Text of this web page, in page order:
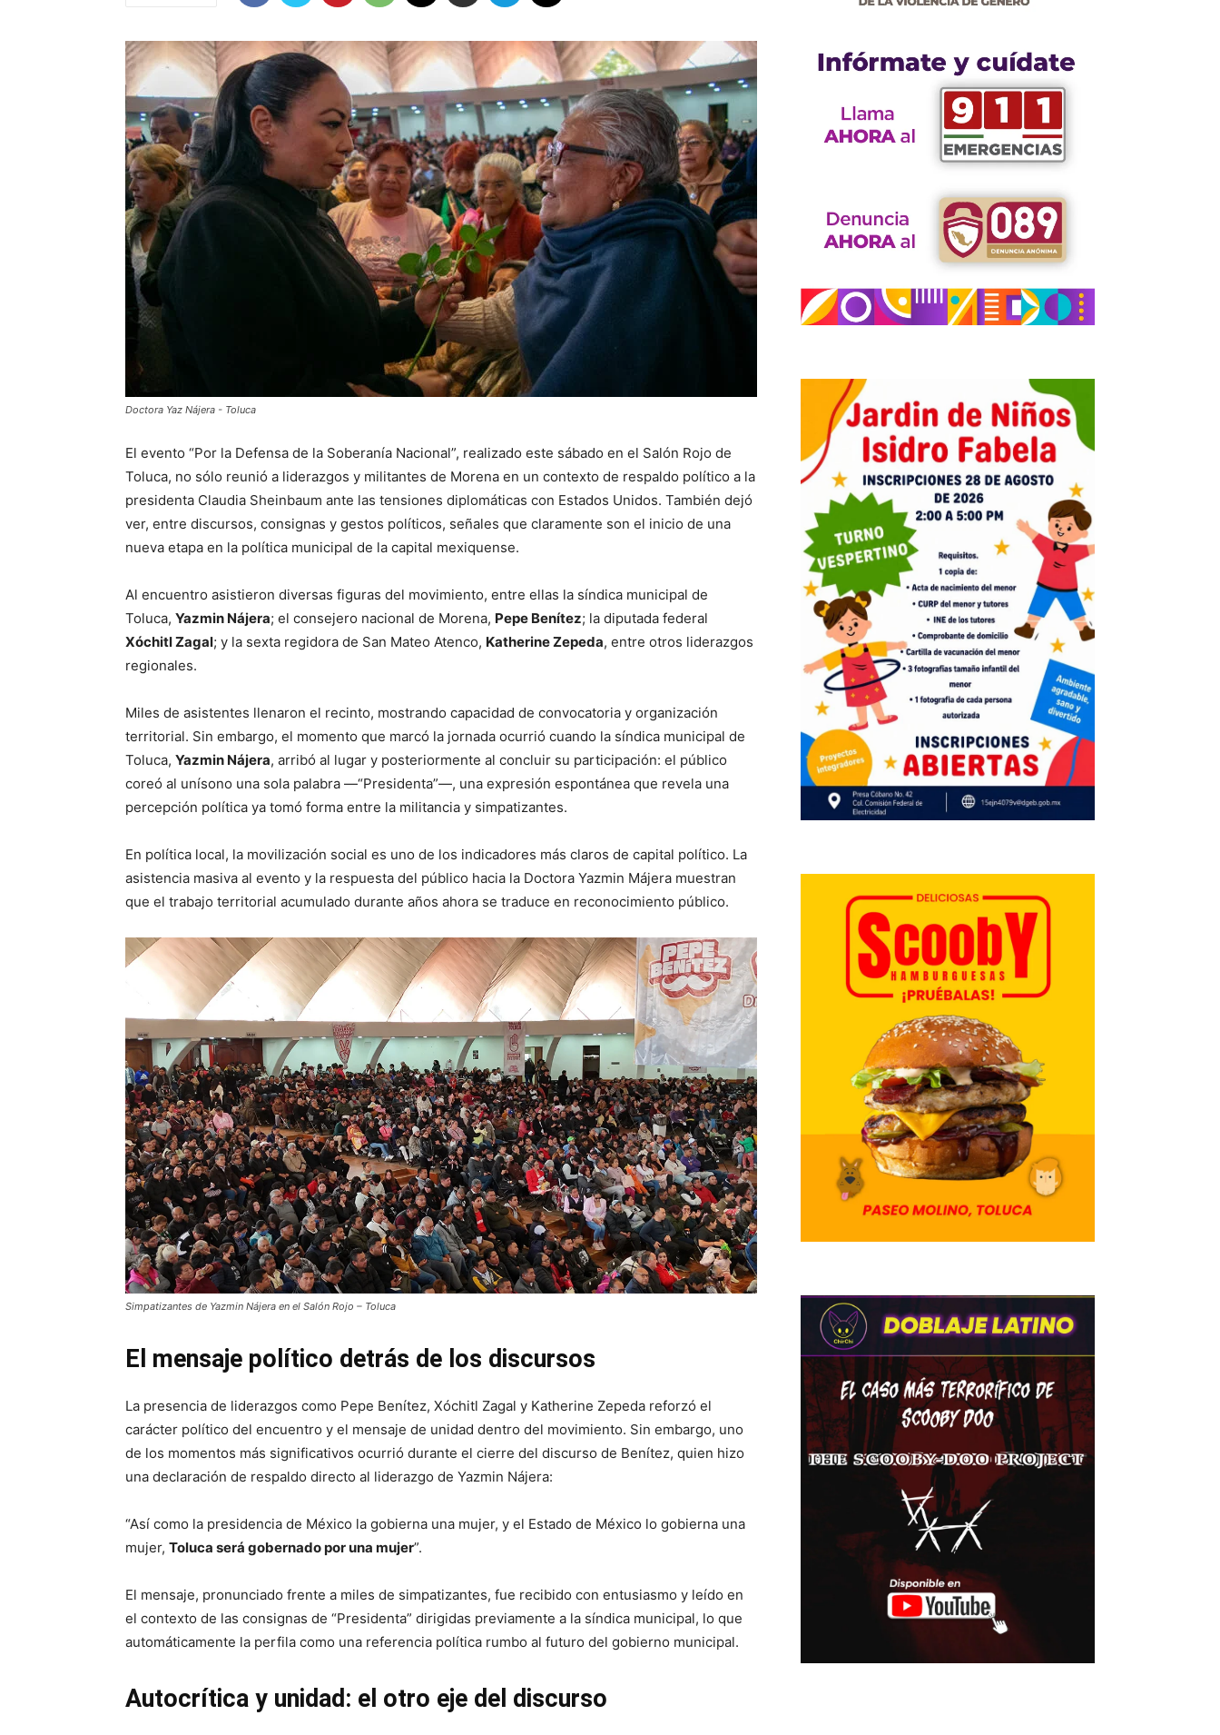
Doctora Yaz Nájera - Toluca
El evento “Por la Defensa de la Soberanía Nacional”, realizado este sábado en el Salón Rojo de
Toluca, no sólo reunió a liderazgos y militantes de Morena en un contexto de respaldo político a la
presidenta Claudia Sheinbaum ante las tensiones diplomáticas con Estados Unidos. También dejó
ver, entre discursos, consignas y gestos políticos, señales que claramente son el inicio de una
nueva etapa en la política municipal de la capital mexiquense.
Al encuentro asistieron diversas figuras del movimiento, entre ellas la síndica municipal de
Toluca, Yazmin Nájera; el consejero nacional de Morena, Pepe Benítez; la diputada federal
Xóchitl Zagal; y la sexta regidora de San Mateo Atenco, Katherine Zepeda, entre otros liderazgos
regionales.
Miles de asistentes llenaron el recinto, mostrando capacidad de convocatoria y organización
territorial. Sin embargo, el momento que marcó la jornada ocurrió cuando la síndica municipal de
Toluca, Yazmin Nájera, arribó al lugar y posteriormente al concluir su participación: el público
coreó al unísono una sola palabra —“Presidenta”—, una expresión espontánea que revela una
percepción política ya tomó forma entre la militancia y simpatizantes.
En política local, la movilización social es uno de los indicadores más claros de capital político. La
asistencia masiva al evento y la respuesta del público hacia la Doctora Yazmin Májera muestran
que el trabajo territorial acumulado durante años ahora se traduce en reconocimiento público.
Simpatizantes de Yazmin Nájera en el Salón Rojo – Toluca
El mensaje político detrás de los discursos
La presencia de liderazgos como Pepe Benítez, Xóchitl Zagal y Katherine Zepeda reforzó el
carácter político del encuentro y el mensaje de unidad dentro del movimiento. Sin embargo, uno
de los momentos más significativos ocurrió durante el cierre del discurso de Benítez, quien hizo
una declaración de respaldo directo al liderazgo de Yazmin Nájera:
“Así como la presidencia de México la gobierna una mujer, y el Estado de México lo gobierna una
mujer, Toluca será gobernado por una mujer”.
El mensaje, pronunciado frente a miles de simpatizantes, fue recibido con entusiasmo y leído en
el contexto de las consignas de “Presidenta” dirigidas previamente a la síndica municipal, lo que
automáticamente la perfila como una referencia política rumbo al futuro del gobierno municipal.
Autocrítica y unidad: el otro eje del discurso